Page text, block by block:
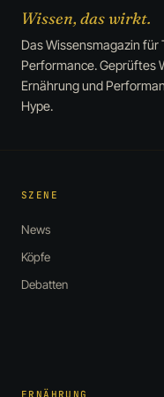
Wissen, das wirkt.
Das Wissensmagazin für
Performance. Geprüftes
Ernährung und
Hype.
SZENE
News
Köpfe
Debatten
ERNÄHRUNG